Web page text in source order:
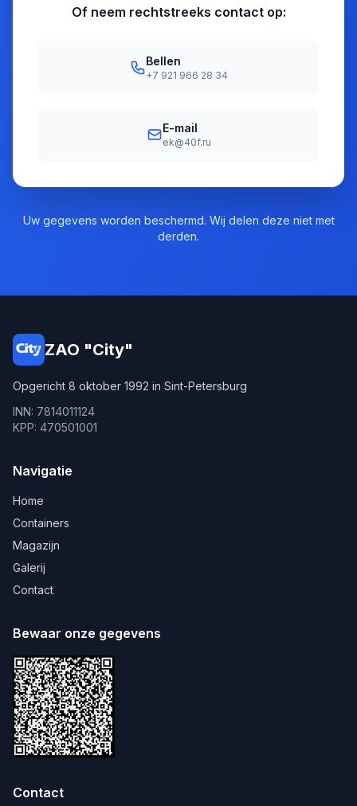
Of neem rechtstreeks contact op:
Bellen
+7 921 966 28 34
E-mail
ek@40f.ru
Uw gegevens worden beschermd. Wij delen deze niet met
derden.
ZAO "City"
Opgericht 8 oktober 1992 in Sint-Petersburg
INN: 7814011124
KPP: 470501001
Navigatie
Home
Containers
Magazijn
Galerij
Contact
Bewaar onze gegevens
Contact